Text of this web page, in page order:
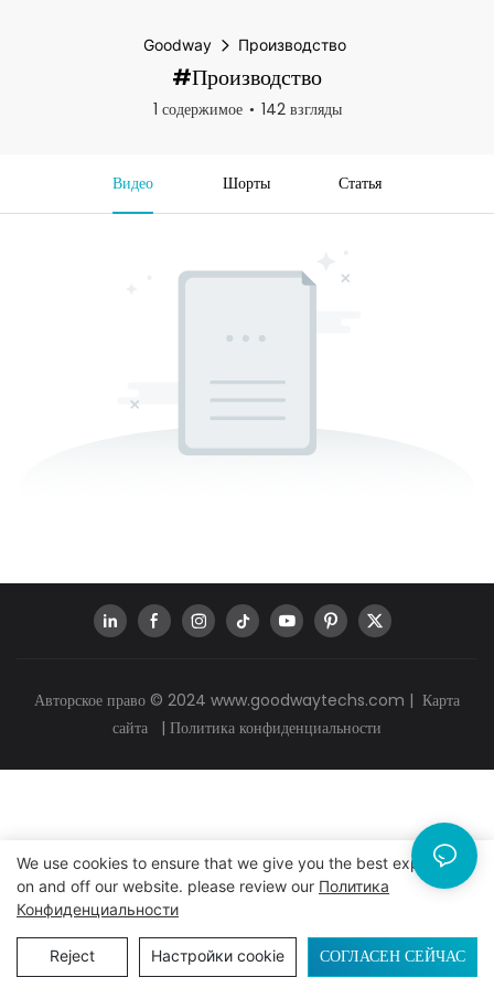
Goodway Производство
#Производство
1 содержимое 142 взгляды
Видео Шорты Статья
Авторское право © 2024 www.goodwaytechs.com | Карта
сайта
| Политика конфиденциальности
We use cookies to ensure that we give you the best experience
on and off our website. please review our Политика
Конфиденциальности
Reject Настройки cookie СОГЛАСЕН СЕЙЧАС